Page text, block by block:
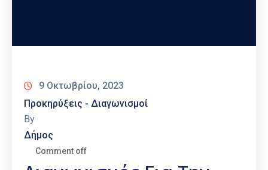
9 Οκτωβρίου, 2023
Προκηρύξεις - Διαγωνισμοί
By
Δήμος
Comment off